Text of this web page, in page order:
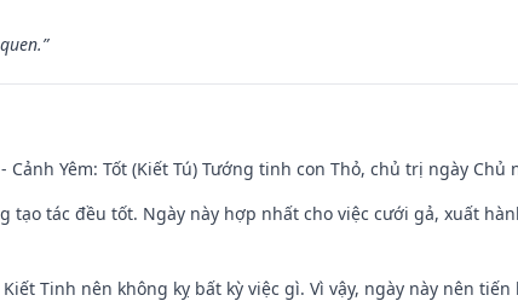
Cảnh Yêm: Tốt (Kiết Tú) Tướng tinh con Thỏ, chủ trị ngày Chủ
tạo tác đều tốt. Ngày này hợp nhất cho việc cưới gả, xuất
Tinh nên không kỵ bất kỳ việc gì. Vì vậy, ngày này nên